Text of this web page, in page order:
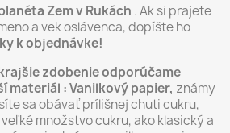
Zem v Rukách . Ak si prajete
a vek oslávenca, dopíšte ho
k objednávke!
zdobenie odporúčame
: Vanilkový papier, známy
sa obávať prílišnej chuti cukru,
množstvo cukru, ako klasický a